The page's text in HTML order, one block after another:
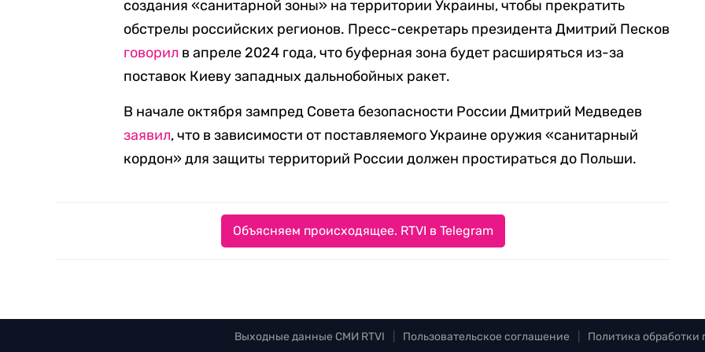
создания «санитарной зоны» на территории Украины, чтобы прекратить
обстрелы российских регионов. Пресс-секретарь президента Дмитрий Песков
говорил в апреле 2024 года, что буферная зона будет расширяться из-за
поставок Киеву западных дальнобойных ракет.
В начале октября зампред Совета безопасности России Дмитрий Медведев
заявил, что в зависимости от поставляемого Украине оружия «санитарный
кордон» для защиты территорий России должен простираться до Польши.
Объясняем происходящее. RTVI в Telegram
Выходные данные СМИ RTVI Пользовательское соглашение Политика